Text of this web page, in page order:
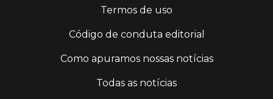
Termos de uso
Código de conduta editorial
Como apuramos nossas notícias
Todas as notícias